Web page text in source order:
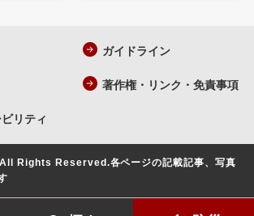
ガイドライン
著作権・リンク・免責事項
リティ
Rights Reserved.各ページの記載記事、写真